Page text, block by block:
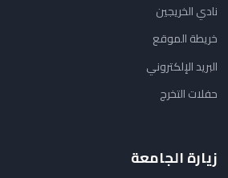
نادي الخريجين
خريطة الموقع
البريد الإلكتروني
حفلات التخرج
زيارة الجامعة